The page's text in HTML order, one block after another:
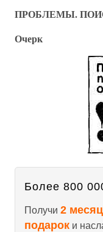
ПРОБЛЕМЫ.
Очерк
Более 800
Получи 2
подарок и